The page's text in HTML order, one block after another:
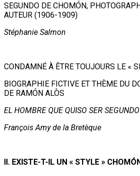
SEGUNDO DE CHOMÓN,
AUTEUR (1906-1909)
Stéphanie Salmon
CONDAMNÉ À ÊTRE TOUJOURS LE «
BIOGRAPHIE FICTIVE ET THÈME DU
DE RAMÓN ALÒS
EL HOMBRE QUE QUISO SER SEGUNDO
François Amy de la Bretèque
II. EXISTE-T-IL UN « STYLE »